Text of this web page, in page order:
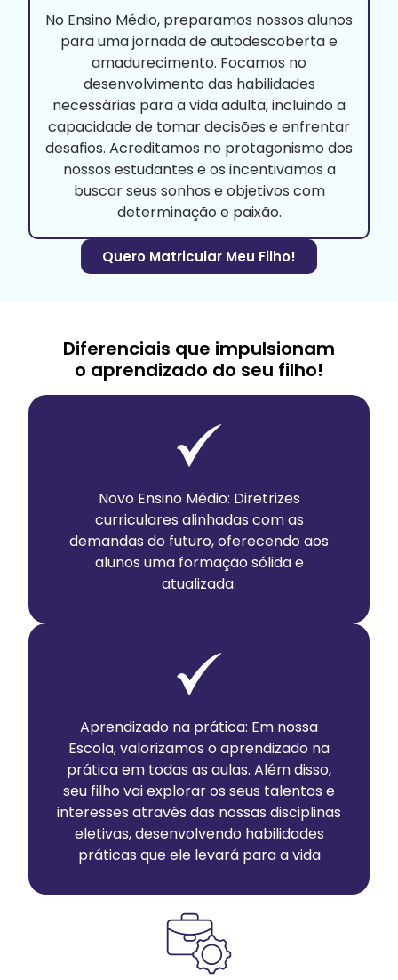
No Ensino Médio, preparamos nossos alunos
para uma jornada de autodescoberta e
amadurecimento. Focamos no
desenvolvimento das habilidades
necessárias para a vida adulta, incluindo a
capacidade de tomar decisões e enfrentar
desafios. Acreditamos no protagonismo dos
nossos estudantes e os incentivamos a
buscar seus sonhos e objetivos com
determinação e paixão.
Quero Matricular Meu Filho!
Diferenciais que impulsionam
o aprendizado do seu filho!
Novo Ensino Médio: Diretrizes
curriculares alinhadas com as
demandas do futuro, oferecendo aos
alunos uma formação sólida e
atualizada.
Aprendizado na prática: Em nossa
Escola, valorizamos o aprendizado na
prática em todas as aulas. Além disso,
seu filho vai explorar os seus talentos e
interesses através das nossas disciplinas
eletivas, desenvolvendo habilidades
práticas que ele levará para a vida